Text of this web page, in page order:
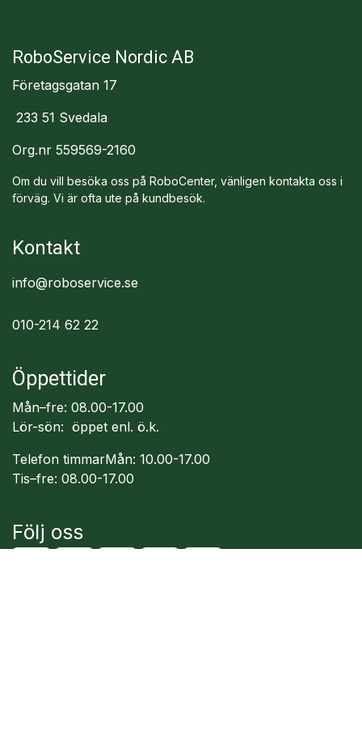
RoboService Nordic AB
Företagsgatan 17
233 51 Svedala
Org.nr 559569-2160
Om du vill besöka oss på RoboCenter, vänligen kontakta oss i
förväg. Vi är ofta ute på kundbesök.
Kontakt
info@roboservice.se
010-214 62 22
Öppettider
Mån–fre: 08.00-17.00
Lör-sön: öppet enl. ö.k.
Telefon timmarMån: 10.00-17.00
Tis–fre: 08.00-17.00
Följ oss